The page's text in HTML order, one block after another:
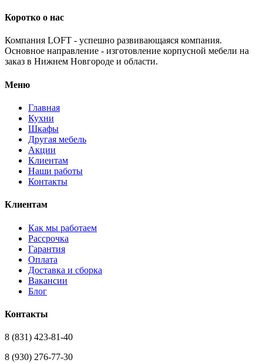
Коротко о нас
Компания LOFT - успешно развивающаяся компания.
Основное направление - изготовление корпусной мебели на
заказ в Нижнем Новгороде и области.
Меню
Главная
Кухни
Шкафы
Другая мебель
Акции
Клиентам
Наши работы
Контакты
Клиентам
Как мы работаем
Рассрочка
Гарантия
Оплата
Доставка и сборка
Вакансии
Блог
Контакты
8 (831) 423-81-40
8 (930) 276-77-30